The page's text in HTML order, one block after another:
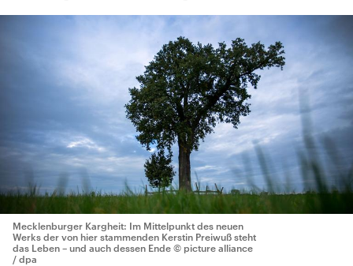
Mecklenburger Kargheit: Im Mittelpunkt des neuen
Werks der von hier stammenden Kerstin Preiwuß steht
das Leben – und auch dessen Ende © picture alliance
/ dpa